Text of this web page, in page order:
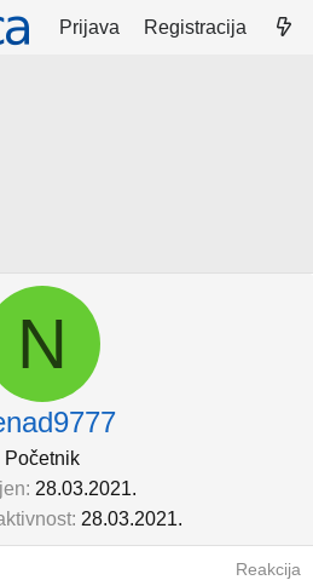
Prijava Registracija
N
Početnik
28.03.2021.
28.03.2021.
Reakcija